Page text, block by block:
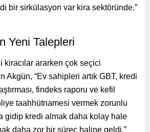
bir sirkülasyon var kira sektöründe.”
Yeni Talepleri
kiracılar ararken çok seçici
Akgün, “Ev sahipleri artık GBT, kredi
findeks raporu ve kefil
taahhütnamesi vermek zorunlu
gidip kredi almak daha kolay hale
daha zor bir süreç haline geldi.”